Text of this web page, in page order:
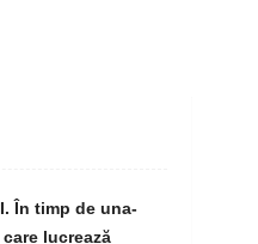
În timp de una-
lucrează